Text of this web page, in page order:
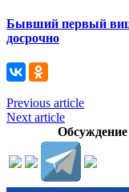
Бывший первый
досрочно
Previous article
Next article
Обсуждение